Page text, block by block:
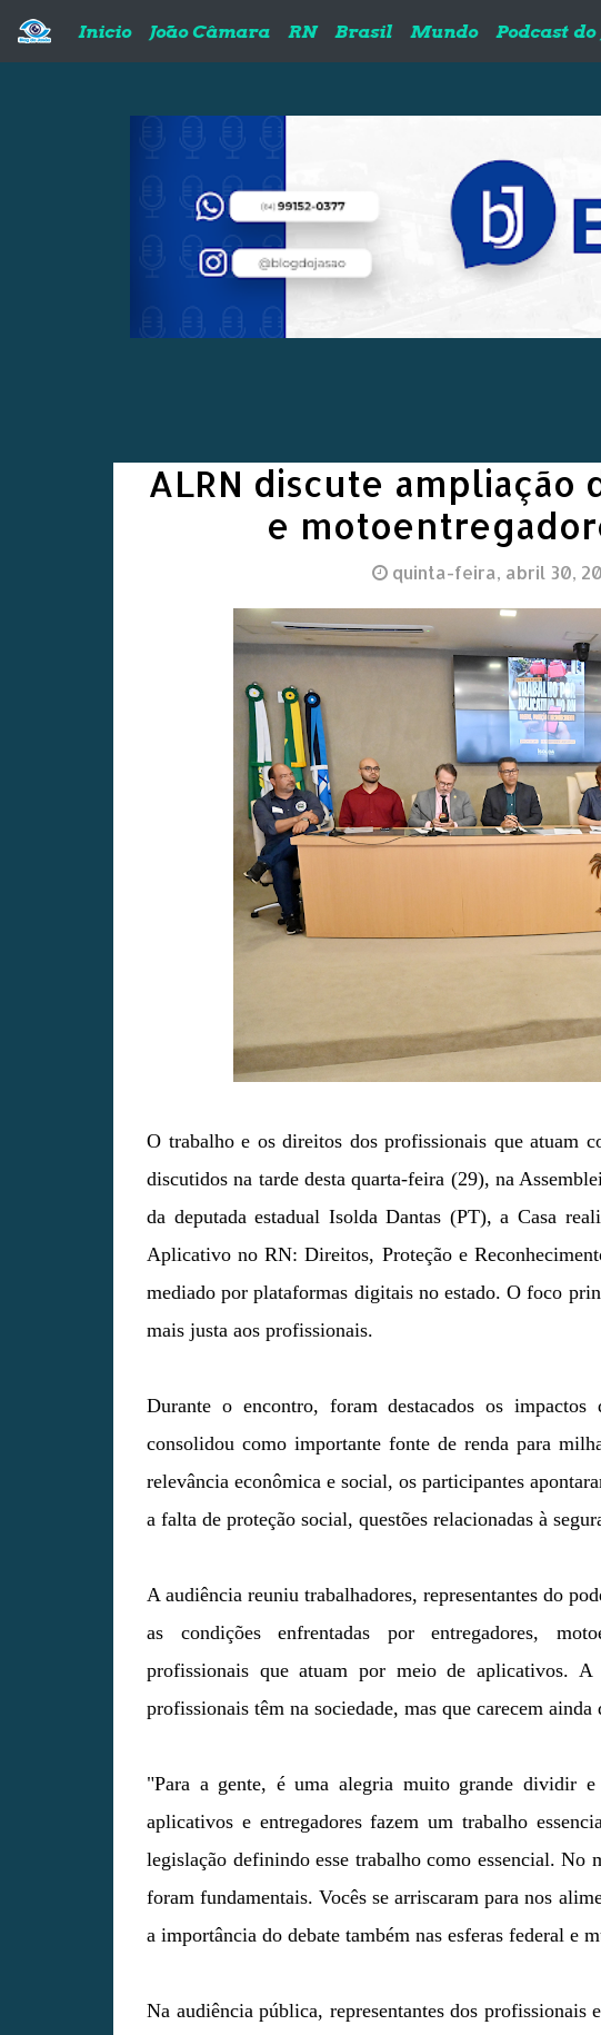
Inicio João Câmara RN Brasil Mundo Podcast do
ALRN discute ampliação
e
quinta-feira, abril 30,
O trabalho e os direitos dos profissionais que atuam
discutidos na tarde desta quarta-feira (29), na
da deputada estadual Isolda Dantas (PT), a Casa
Aplicativo no RN: Direitos, Proteção e
mediado por plataformas digitais no estado. O foco
mais justa aos profissionais.
Durante o encontro, foram destacados os
consolidou como importante fonte de renda para
relevância econômica e social, os participantes
a falta de proteção social, questões relacionadas à
A audiência reuniu trabalhadores, representantes do
as condições enfrentadas por entregadores,
profissionais que atuam por meio de aplicativos.
profissionais têm na sociedade, mas que carecem
"Para a gente, é uma alegria muito grande dividir
aplicativos e entregadores fazem um trabalho
legislação definindo esse trabalho como essencial.
foram fundamentais. Vocês se arriscaram para nos
a importância do debate também nas esferas federal e
Na audiência pública, representantes dos profissionais